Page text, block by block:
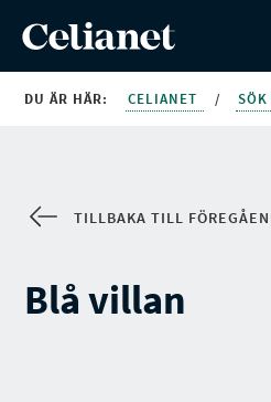
DU ÄR HÄR: CELIANET / SÖK
TILLBAKA TILL
Blå villan